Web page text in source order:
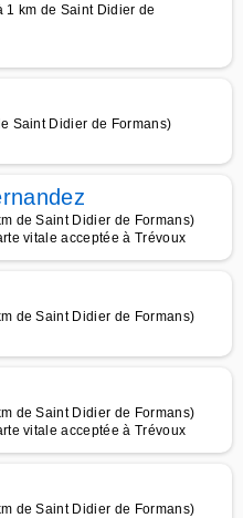
1 km de Saint Didier de
Saint Didier de Formans)
de Saint Didier de Formans)
vitale acceptée à Trévoux
de Saint Didier de Formans)
de Saint Didier de Formans)
vitale acceptée à Trévoux
de Saint Didier de Formans)